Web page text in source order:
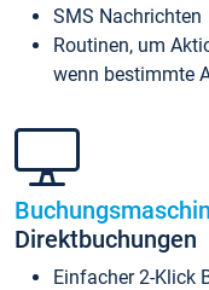
SMS Nachrichten
Routinen, um
wenn bestimmte
Direktbuchungen
Einfacher 2-Klick